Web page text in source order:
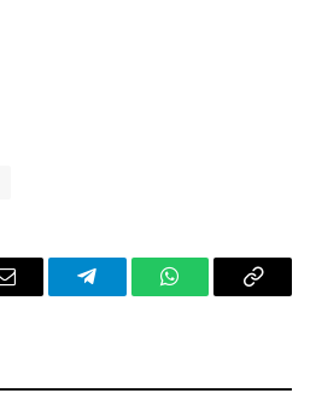
Email TelegramWhatsAppCopy